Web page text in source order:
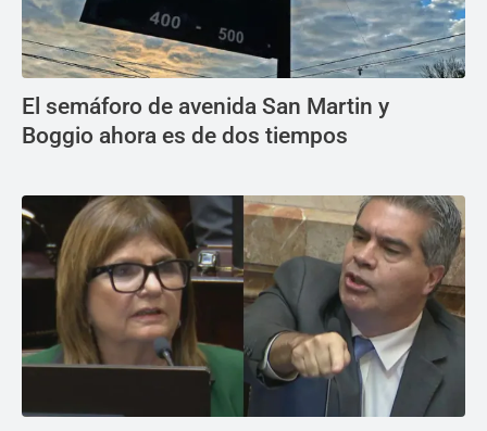
El semáforo de avenida San Martin y
Boggio ahora es de dos tiempos